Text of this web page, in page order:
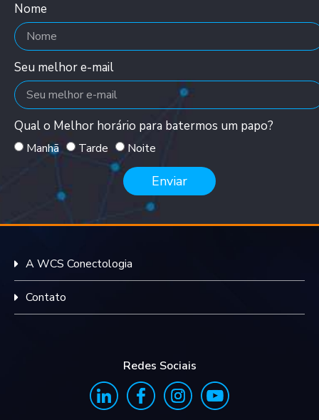
Nome
Seu melhor e-mail
Qual o Melhor horário para batermos um papo?
Manhã Tarde Noite
Enviar
A WCS Conectologia
Contato
Redes Sociais